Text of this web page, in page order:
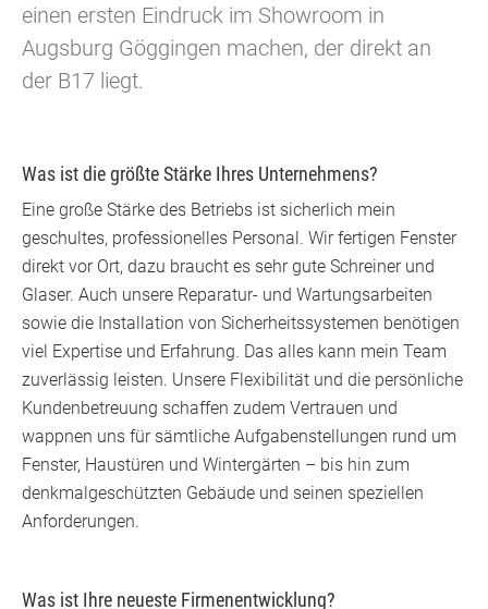
einen ersten Eindruck im Showroom in
Augsburg Göggingen machen, der direkt an
der B17 liegt.
Was ist die größte Stärke Ihres Unternehmens?
Eine große Stärke des Betriebs ist sicherlich mein
geschultes, professionelles Personal. Wir fertigen Fenster
direkt vor Ort, dazu braucht es sehr gute Schreiner und
Glaser. Auch unsere Reparatur- und Wartungsarbeiten
sowie die Installation von Sicherheitssystemen benötigen
viel Expertise und Erfahrung. Das alles kann mein Team
zuverlässig leisten. Unsere Flexibilität und die persönliche
Kundenbetreuung schaffen zudem Vertrauen und
wappnen uns für sämtliche Aufgabenstellungen rund um
Fenster, Haustüren und Wintergärten – bis hin zum
denkmalgeschützten Gebäude und seinen speziellen
Anforderungen.
Was ist Ihre neueste Firmenentwicklung?